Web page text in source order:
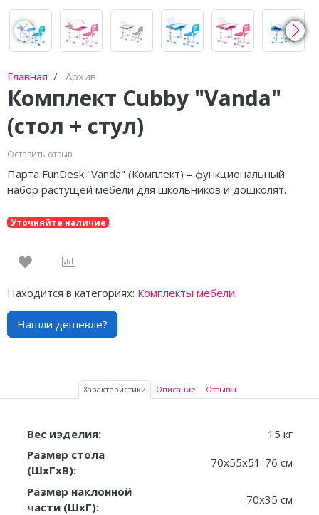
Главная Архив
Комплект Cubby "Vanda"
(стол + стул)
Оставить отзыв
Парта FunDesk "Vanda" (Комплект) – функциональный
набор растущей мебели для школьников и дошколят.
Уточняйте наличие
Находится в категориях: Комплекты мебели
Нашли дешевле?
Характеристики Описание Отзывы
Вес изделия:
15 кг
Размер стола
(ШxГxВ):
70х55х51-76 см
Размер наклонной
части (ШxГ):
70х35 см